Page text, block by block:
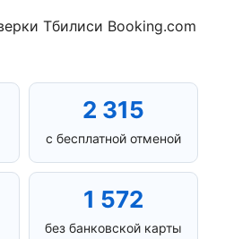
Тбилиси Booking.com
2 315
с бесплатной отменой
1 572
без банковской карты